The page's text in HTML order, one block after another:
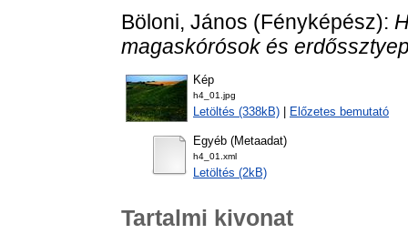
Böloni, János (Fényképész):
magaskórósok és
Kép
h4_01.jpg
Letöltés (338kB) Előzetes bemutató
Egyéb (Metaadat)
h4_01.xml
Letöltés (2kB)
Tartalmi kivonat